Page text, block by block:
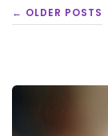
POSTS
← OLDER POSTS